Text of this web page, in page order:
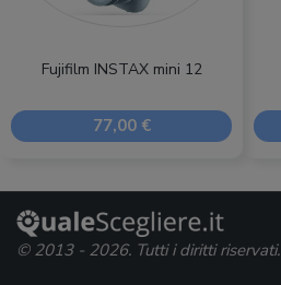
Fujifilm INSTAX mini 12
77,00 €
© 2013 - 2026. Tutti i diritti riservati.